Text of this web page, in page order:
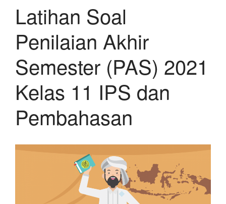
Latihan Soal
Penilaian Akhir
Semester (PAS) 2021
Kelas 11 IPS dan
Pembahasan